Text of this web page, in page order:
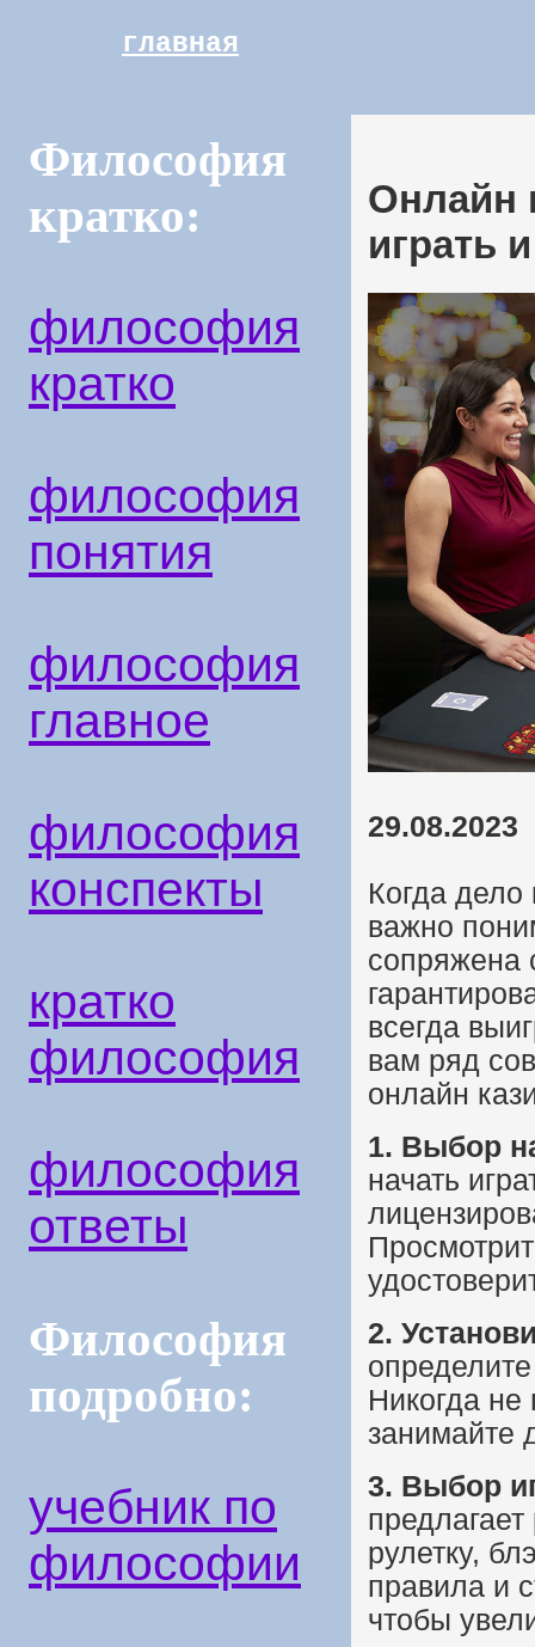
главная
Философия
кратко:
философия
кратко
философия
понятия
философия
главное
философия
конспекты
кратко
философия
философия
ответы
Философия
подробно:
учебник по
философии
Онлайн
играть
29.08.2023
Когда дело
важно
сопряжена
всегда
вам ряд
онлайн
1. Выбор
начать
2.
Никогда
занимайте
3. Выбор
рулетку,
правила и
чтобы